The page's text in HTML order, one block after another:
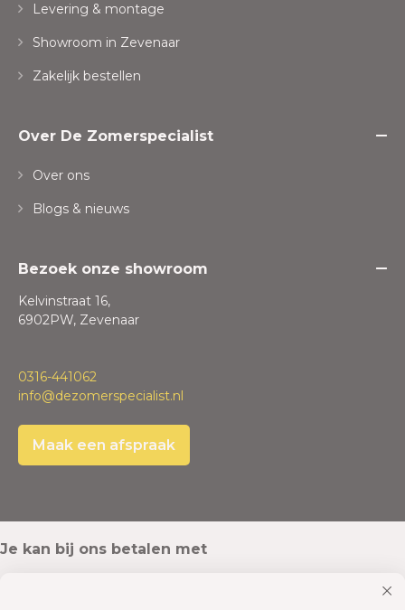
Levering & montage
Showroom in Zevenaar
Zakelijk bestellen
Over De Zomerspecialist
Over ons
Blogs & nieuws
Bezoek onze showroom
Kelvinstraat 16,
6902PW, Zevenaar
0316-441062
info@dezomerspecialist.nl
Maak een afspraak
Je kan bij ons betalen met